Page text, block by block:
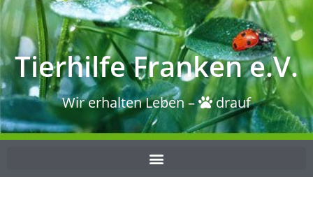
Tierhilfe Franken e.V.
Wir erhalten Leben – drauf